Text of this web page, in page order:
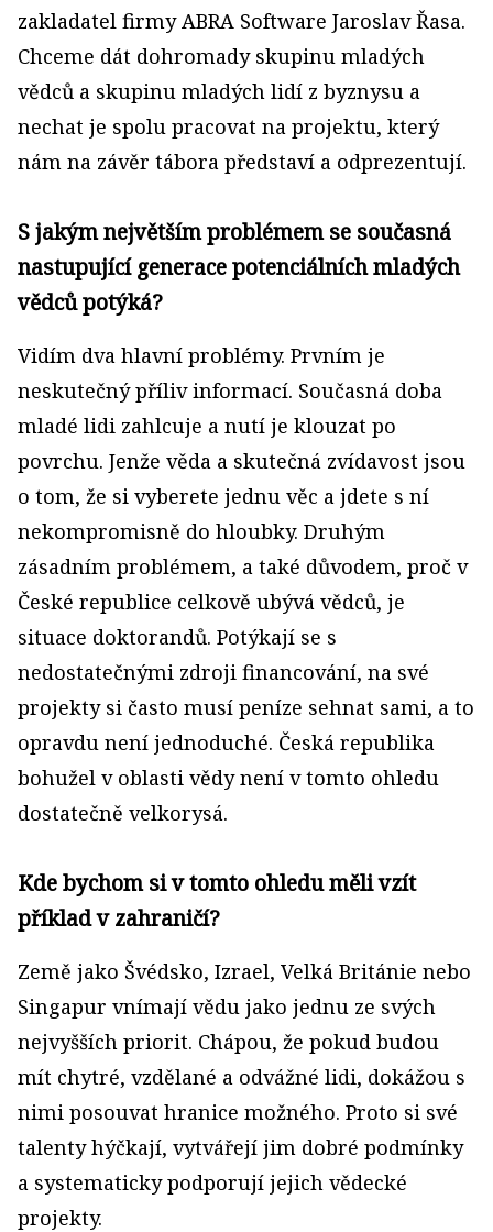
zakladatel firmy ABRA Software Jaroslav Řasa.
Chceme dát dohromady skupinu mladých
vědců a skupinu mladých lidí z byznysu a
nechat je spolu pracovat na projektu, který
nám na závěr tábora představí a odprezentují.
S jakým největším problémem se současná
nastupující generace potenciálních mladých
vědců potýká?
Vidím dva hlavní problémy. Prvním je
neskutečný příliv informací. Současná doba
mladé lidi zahlcuje a nutí je klouzat po
povrchu. Jenže věda a skutečná zvídavost jsou
o tom, že si vyberete jednu věc a jdete s ní
nekompromisně do hloubky. Druhým
zásadním problémem, a také důvodem, proč v
České republice celkově ubývá vědců, je
situace doktorandů. Potýkají se s
nedostatečnými zdroji financování, na své
projekty si často musí peníze sehnat sami, a to
opravdu není jednoduché. Česká republika
bohužel v oblasti vědy není v tomto ohledu
dostatečně velkorysá.
Kde bychom si v tomto ohledu měli vzít
příklad v zahraničí?
Země jako Švédsko, Izrael, Velká Británie nebo
Singapur vnímají vědu jako jednu ze svých
nejvyšších priorit. Chápou, že pokud budou
mít chytré, vzdělané a odvážné lidi, dokážou s
nimi posouvat hranice možného. Proto si své
talenty hýčkají, vytvářejí jim dobré podmínky
a systematicky podporují jejich vědecké
projekty.